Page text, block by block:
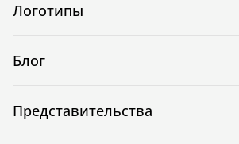
Логотипы
Блог
Представительства